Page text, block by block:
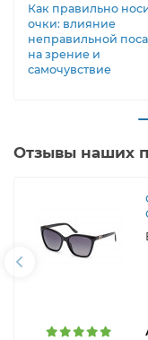
Как правильно
очки: влияние
неправильной
на зрение и
самочувствие
Отзывы наших